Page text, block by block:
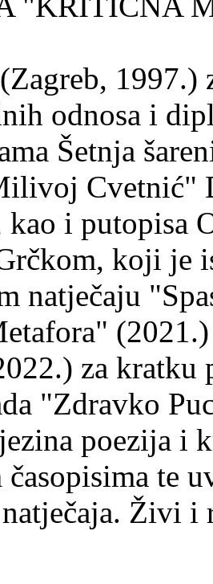
odnosa i
Šetnja
Cvetnić"
kao i putopisa
koji je
natječaju
za kratku
"Zdravko
poezija i
te
Živi i